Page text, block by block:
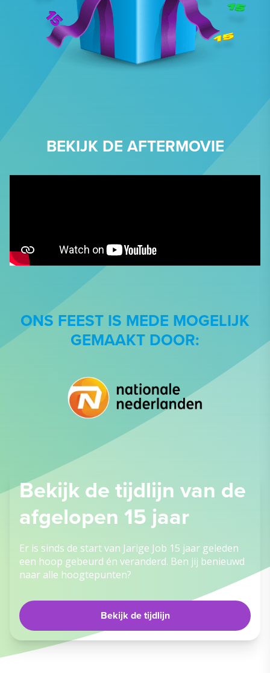
BEKIJK DE AFTERMOVIE
ONS FEEST IS MEDE MOGELIJK
GEMAAKT DOOR:
Bekijk de tijdlijn van de
afgelopen 15 jaar
Er is sinds de start van Jarige Job 15 jaar geleden
een hoop gebeurd én veranderd. Ben jij benieuwd
naar alle hoogtepunten?
Bekijk de tijdlijn